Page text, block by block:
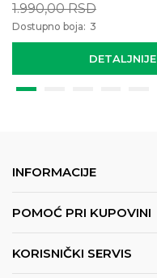
DETALJNIJE
1.990,00RSD
Dostupno boja: 3
INFORMACIJE
POMOĆ PRI KUPOVINI
KORISNIČKI SERVIS